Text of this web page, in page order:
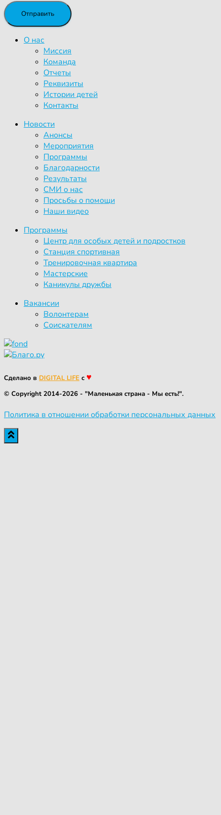
О нас
Миссия
Команда
Отчеты
Реквизиты
Истории детей
Контакты
Новости
Анонсы
Мероприятия
Программы
Благодарности
Результаты
СМИ о нас
Просьбы о помощи
Наши видео
Программы
Центр для особых детей и подростков
Станция спортивная
Тренировочная квартира
Мастерские
Каникулы дружбы
Вакансии
Волонтерам
Соискателям
Сделано в DIGITAL LIFE с ♥
© Copyright 2014-2026 - "Маленькая страна - Мы есть!".
Политика в отношении обработки персональных данных